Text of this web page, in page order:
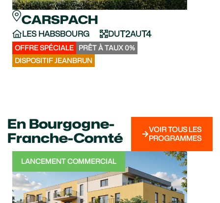
CARSPACH
LES HABSBOURG DUT2AUT4
OFFRE SPÉCIALE PRÊT À TAUX 0%
DISPOSITIF JEANBRUN
En Bourgogne-
Franche-Comté
VOIR TOUS LES
PROGRAMMES
LANCEMENT COMMERCIAL